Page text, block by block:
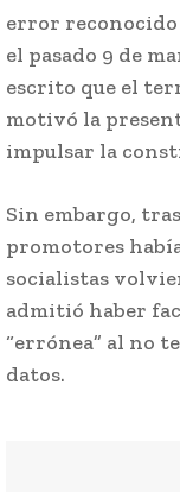
error reconocido
el pasado 9 de
escrito que el
motivó la
impulsar la
Sin embargo,
promotores
socialistas
admitió haber
“errónea” al no
datos.